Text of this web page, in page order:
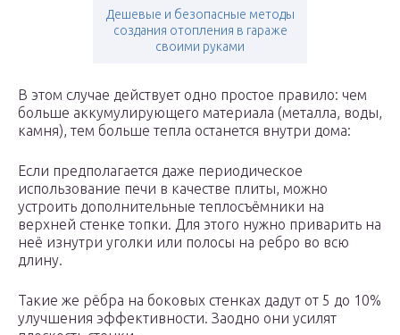
Дешевые и безопасные методы
создания отопления в гараже
своими руками
В этом случае действует одно простое правило: чем
больше аккумулирующего материала (металла, воды,
камня), тем больше тепла останется внутри дома:
Если предполагается даже периодическое
использование печи в качестве плиты, можно
устроить дополнительные теплосъёмники на
верхней стенке топки. Для этого нужно приварить на
неё изнутри уголки или полосы на ребро во всю
длину.
Такие же рёбра на боковых стенках дадут от 5 до 10%
улучшения эффективности. Заодно они усилят